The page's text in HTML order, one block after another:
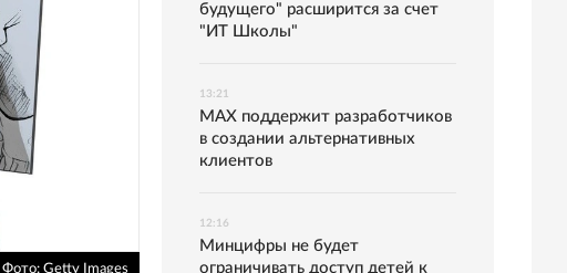
Фото: Getty Images
будущего" расширится за счет
"ИТ Школы"
13:21
MAX поддержит разработчиков
в создании альтернативных
клиентов
12:16
Минцифры не будет
ограничивать доступ детей к